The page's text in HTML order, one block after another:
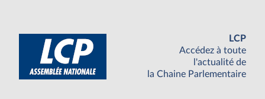
LCP
Accédez à toute
l'actualité de
la Chaine Parlementaire